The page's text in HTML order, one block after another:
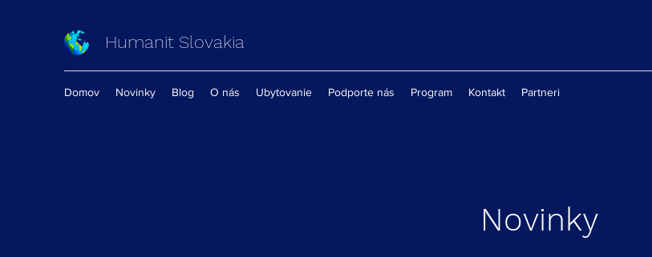
Humanit Slovakia
Domov Novinky Blog O nás Ubytovanie Podporte nás Program Kontakt Partneri
Novinky